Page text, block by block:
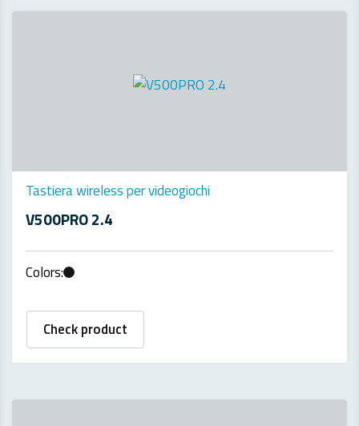
Tastiera wireless per videogiochi
V500PRO 2.4
Colors:
Check product